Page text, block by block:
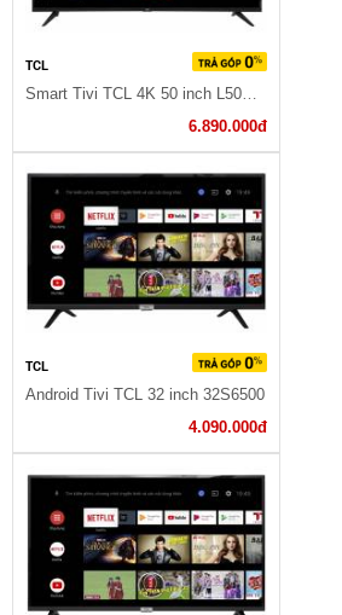
TCL
Smart Tivi TCL 4K 50 inch L50P65-UF
6.890.000đ
TCL
Android Tivi TCL 32 inch 32S6500
4.090.000đ